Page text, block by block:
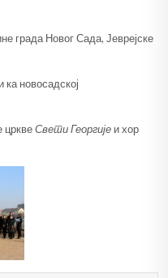
града Новог Сада, Јеврејске
ка новосадској
црквеСвети Георгије и хор